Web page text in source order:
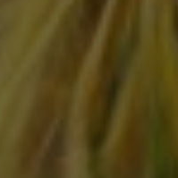
Itinéraires de voyage
Assurance voyage
Queenstown
Milford Sound